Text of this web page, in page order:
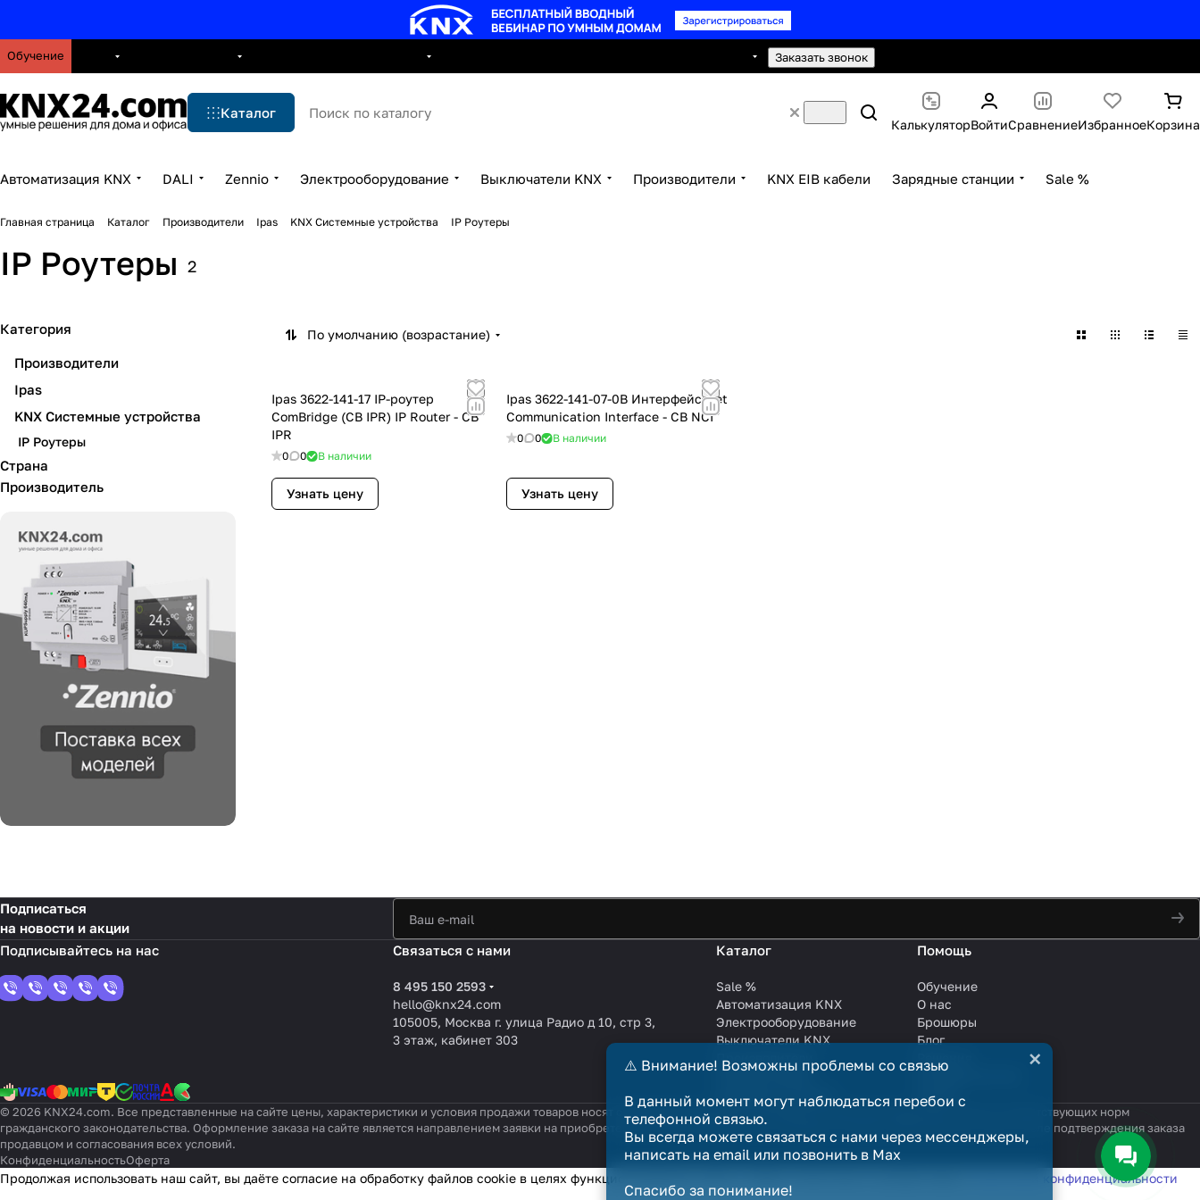
Обучение Заказать звонок
Каталог
КалькуляторВойтиСравнениеИзбранноеКорзина
Автоматизация KNX DALI Zennio Электрооборудование Выключатели KNX Производители KNX EIB кабели Зарядные станции Sale %
Главная страница Каталог Производители Ipas KNX Системные устройства IP Роутеры
IP Роутеры 2
По умолчанию (возрастание)
Ipas 3622-141-17 IP-роутер
ComBridge (CB IPR) IP Router - CB
IPR
0 0 В наличии
Узнать цену
Ipas 3622-141-07-0B Интерфейс Net
Communication Interface - CB NCI
0 0 В наличии
Узнать цену
Категория
Производители
Ipas
KNX Системные устройства
IP Роутеры
Страна
Производитель
Подписаться
на новости и акции
Связаться с нами
8 495 150 2593
hello@knx24.com
105005, Москва г. улица Радио д 10, стр 3,
3 этаж, кабинет 303
Каталог
Sale %
Автоматизация KNX
Электрооборудование
Выключатели KNX
Производители
KNX EIB кабели
Зарядные станции
Помощь
Обучение
О нас
Брошюры
Блог
Сотрудничество
Услуги
© 2026 KNX24.com. Все представленные на сайте цены, характеристики и условия продажи товаров носят справочный характер и не являются публичной офертой в смысле соответствующих норм
гражданского законодательства. Оформление заказа на сайте является направлением заявки на приобретение товара. Договор купли-продажи считается заключённым только после подтверждения заказа
продавцом и согласования всех условий.
КонфиденциальностьОферта
⚠️ Внимание! Возможны проблемы со связью
В данный момент могут наблюдаться перебои с
телефонной связью.
Вы всегда можете связаться с нами через мессенджеры,
написать на email или позвонить в Max
Спасибо за понимание!
×
Продолжая использовать наш сайт, вы даёте согласие на обработку файлов cookie в целях функционирования сайта и сбора статистики в соответствии с политикой конфиденциальности